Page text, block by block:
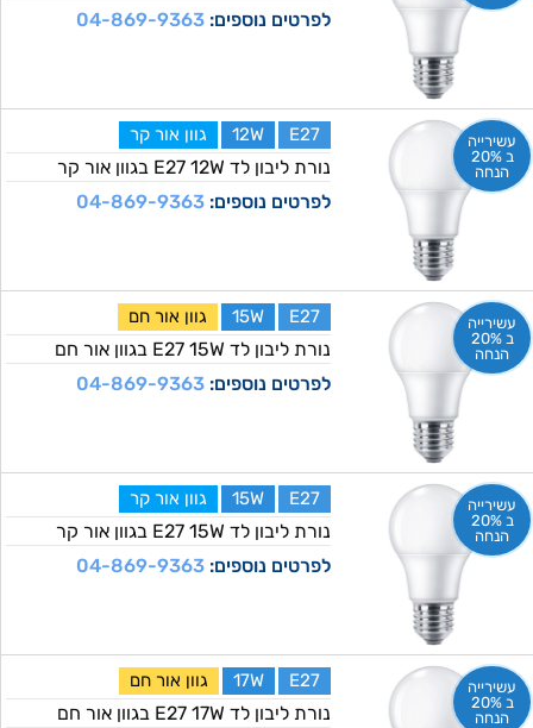
לפרטים נוספים:04-869-9363
עשירייה
ב 20%
הנחה
E27
12W גוון אור קר
נורת ליבון לד E27 12W בגוון אור קר
לפרטים נוספים:04-869-9363
עשירייה
ב 20%
הנחה
E27
15W גוון אור חם
נורת ליבון לד E27 15W בגוון אור חם
לפרטים נוספים:04-869-9363
עשירייה
ב 20%
הנחה
E27
15W גוון אור קר
נורת ליבון לד E27 15W בגוון אור קר
לפרטים נוספים:04-869-9363
עשירייה
ב 20%
הנחה
E27
17W גוון אור חם
נורת ליבון לד E27 17W בגוון אור חם